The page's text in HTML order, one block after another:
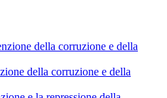
della corruzione e della
della corruzione e della